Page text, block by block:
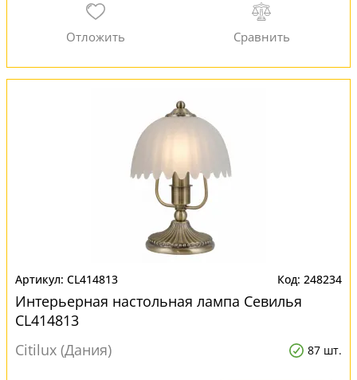
CL414813 248234
Интерьерная настольная лампа Севилья
CL414813
Citilux (Дания)
87 шт.